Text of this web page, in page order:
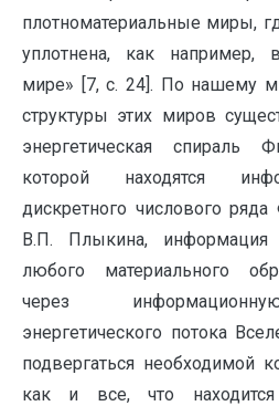
плотноматериальные миры,
уплотнена, как
мире» [7, с. 24]. По нашему
структуры этих миров
энергетическая спираль
которой находятся
дискретного числового
В.П. Плыкина, информация
любого материального
через
энергетического потока
подвергаться необходимой
как и все, что